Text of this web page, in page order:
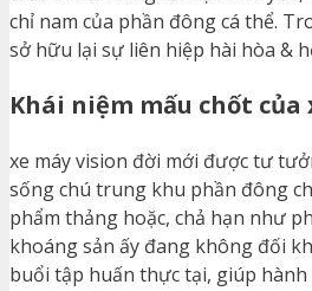
chỉ nam của phần đông cá thể.
sở hữu lại sự liên hiệp hài hòa &
Khái niệm mấu chốt
xe máy vision đời mới được tư
sống chú trung khu phần đông
phẩm thảng hoặc, chả hạn như
khoáng sản ấy đang không đối
buổi tập huấn thực tại, giúp